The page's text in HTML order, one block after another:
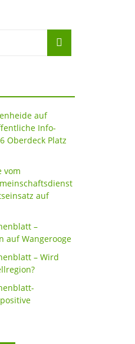
auf
Info-
Oberdeck Platz
vom
auf
–
auf Wangerooge
– Wird